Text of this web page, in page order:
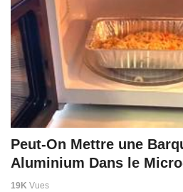
Peut-On Mettre une
Aluminium Dans le
19K Vues